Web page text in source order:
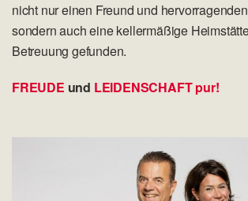
nicht nur einen Freund und
sondern auch eine kellermäßige
Betreuung gefunden.
FREUDE und LEIDENSCHAFT pur!